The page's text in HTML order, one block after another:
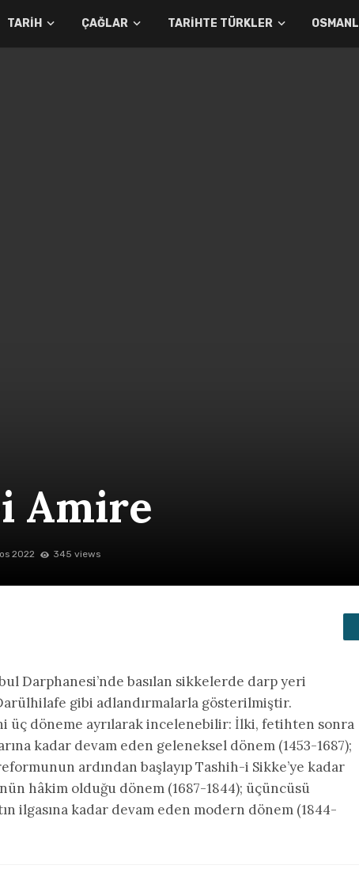
TARIH ÇAĞLAR TARIHTE TÜRKLER OSMANLI
Amire
2022 345 views
Darphanesi’nde basılan sikkelerde darp yeri
gibi adlandırmalarla gösterilmiştir.
üç döneme ayrılarak incelenebilir: İlki, fetihten sonra
kadar devam eden geleneksel dönem (1453-1687);
ardından başlayıp Tashih-i Sikke’ye kadar
hâkim olduğu dönem (1687-1844); üçüncüsü
ilgasına kadar devam eden modern dönem (1844-